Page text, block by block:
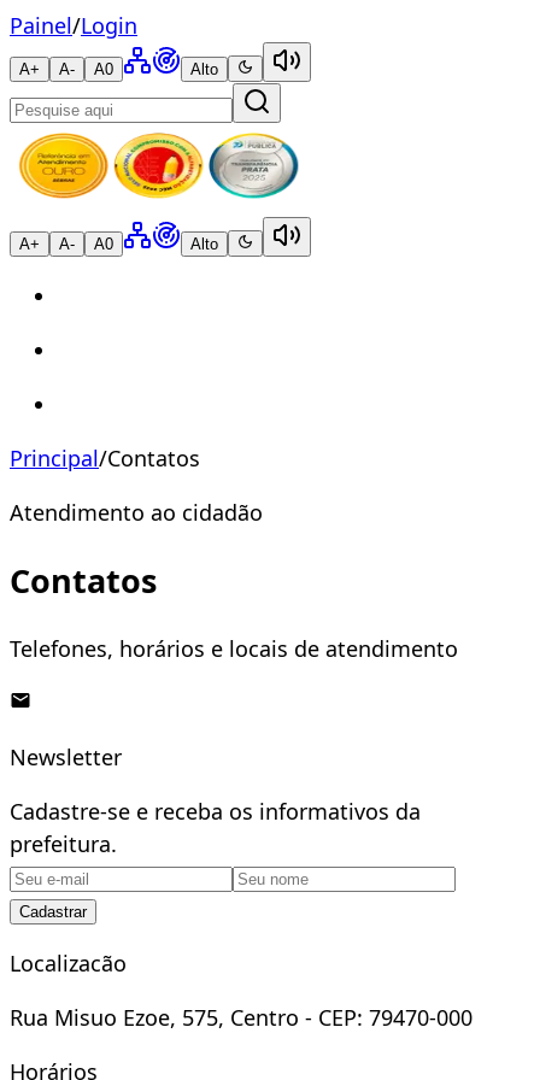
Painel/Login
A+ A- A0 Alto
A+ A- A0 Alto
Principal/Contatos
Atendimento ao cidadão
Contatos
Telefones, horários e locais de atendimento
Newsletter
Cadastre-se e receba os informativos da
prefeitura.
Cadastrar
Localizacão
Rua Misuo Ezoe, 575, Centro - CEP: 79470-000
Horários